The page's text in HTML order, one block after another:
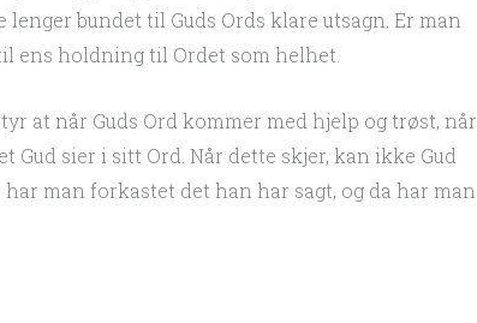
bundet til Guds Ords klare utsagn. Er man
ens holdning til Ordet som helhet.
at når Guds Ord kommer med hjelp og trøst, når
sier i sitt Ord. Når dette skjer, kan ikke Gud
man forkastet det han har sagt, og da har man